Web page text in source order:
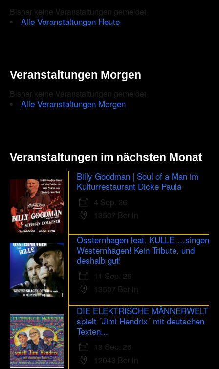
to
are
human.
Bisher keine Veranstaltungen gemeldet
Alle Veranstaltungen Heute
Veranstaltungen Morgen
Bisher keine Veranstaltungen gemeldet
Alle Veranstaltungen Morgen
Veranstaltungen im nächsten Monat
Billy Goodman | Soul of a Man im
Kulturrestaurant Dicke Paula
4 Sep. 26
13507 Berlin
Ossternhagen feat. KULLE …singen
Westernhagen! Kein Tribute, und
deshalb gut!
11 Sep. 26
13507 Berlin
DIE ELEKTRISCHE MÄNNERWELT
spielt ´Jimi Hendrix´ mit deutschen
Texten...
19 Sep. 26
12043 Berlin